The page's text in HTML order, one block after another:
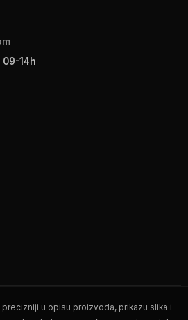
09-14h
u opisu proizvoda, prikazu slika i